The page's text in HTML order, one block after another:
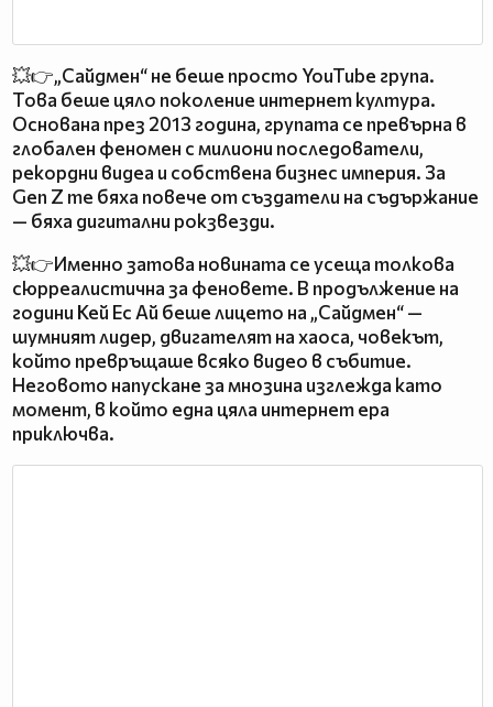
💥👉„Сайдмен“ не беше просто YouTube група.
Това беше цяло поколение интернет култура.
Основана през 2013 година, групата се превърна в
глобален феномен с милиони последователи,
рекордни видеа и собствена бизнес империя. За
Gen Z те бяха повече от създатели на съдържание
— бяха дигитални рокзвезди.
💥👉Именно затова новината се усеща толкова
сюрреалистична за феновете. В продължение на
години Кей Ес Ай беше лицето на „Сайдмен“ —
шумният лидер, двигателят на хаоса, човекът,
който превръщаше всяко видео в събитие.
Неговото напускане за мнозина изглежда като
момент, в който една цяла интернет ера
приключва.